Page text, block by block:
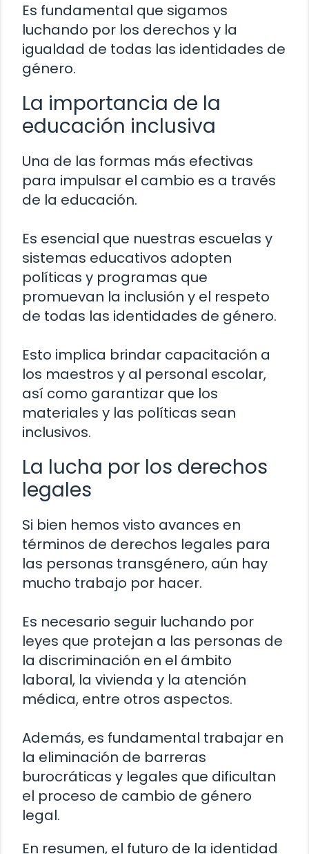
Es fundamental que sigamos
luchando por los derechos y la
igualdad de todas las identidades de
género.
La importancia de la
educación inclusiva
Una de las formas más efectivas
para impulsar el cambio es a través
de la educación.
Es esencial que nuestras escuelas y
sistemas educativos adopten
políticas y programas que
promuevan la inclusión y el respeto
de todas las identidades de género.
Esto implica brindar capacitación a
los maestros y al personal escolar,
así como garantizar que los
materiales y las políticas sean
inclusivos.
La lucha por los derechos
legales
Si bien hemos visto avances en
términos de derechos legales para
las personas transgénero, aún hay
mucho trabajo por hacer.
Es necesario seguir luchando por
leyes que protejan a las personas de
la discriminación en el ámbito
laboral, la vivienda y la atención
médica, entre otros aspectos.
Además, es fundamental trabajar en
la eliminación de barreras
burocráticas y legales que dificultan
el proceso de cambio de género
legal.
En resumen, el futuro de la identidad